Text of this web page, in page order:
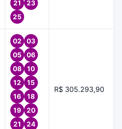
21
23
25
02
03
05
06
08
10
12
15
16
18
19
20
21
24
R$ 305.293,90